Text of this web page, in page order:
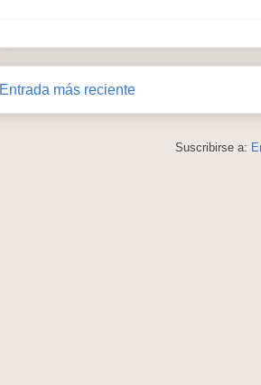
Entrada más reciente
Suscribirse a: